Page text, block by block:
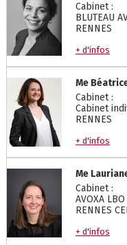
Cabinet :
BLUTEAU
RENNES
+ d'infos
Me
Cabinet :
Cabinet
RENNES
+ d'infos
Me
Cabinet :
AVOXA LBO
RENNES
+ d'infos